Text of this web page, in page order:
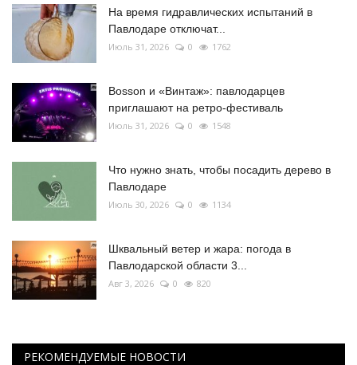
На время гидравлических испытаний в
Павлодаре отключат...
Июль 31, 2026 0 1762
Bosson и «Винтаж»: павлодарцев
приглашают на ретро-фестиваль
Июль 31, 2026 0 1548
Что нужно знать, чтобы посадить дерево в
Павлодаре
Июль 30, 2026 0 1134
Шквальный ветер и жара: погода в
Павлодарской области 3...
Авг 3, 2026 0 820
РЕКОМЕНДУЕМЫЕ НОВОСТИ